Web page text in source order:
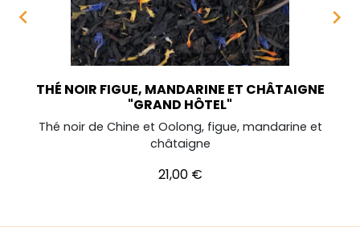

THÉ NOIR FIGUE, MANDARINE ET CHÂTAIGNE
"GRAND HÔTEL"
Thé noir de Chine et Oolong, figue, mandarine et
châtaigne
Prix
21,00 €
